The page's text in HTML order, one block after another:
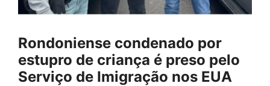
Rondoniense condenado por
estupro de criança é preso pelo
Serviço de Imigração nos EUA